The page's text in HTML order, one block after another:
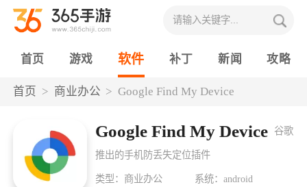
首页 游戏 软件 补丁 新闻 攻略
首页 商业办公 Google Find My Device
Google Find My Device 谷歌
推出的手机防丢失定位插件
类型：商业办公
系统：android